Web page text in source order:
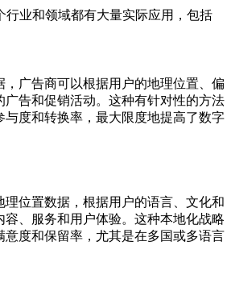
行业和领域都有大量实际应用，包括
，广告商可以根据用户的地理位置、偏
广告和促销活动。这种有针对性的方法
与度和转换率，最大限度地提高了数字
理位置数据，根据用户的语言、文化和
容、服务和用户体验。这种本地化战略
意度和保留率，尤其是在多国或多语言